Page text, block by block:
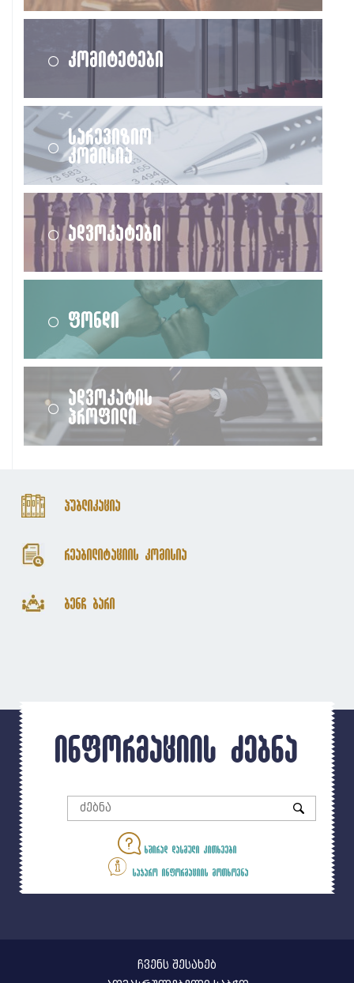
კომიტეტები
სარევიზიო
კომისია
ადვოკატები
ფონდი
ადვოკატის
პროფილი
პუბლიკაცია
რეაბილიტაციის კომისია
ბენჩ ბარი
ინფორმაციის ძებნა
ხშირად დასმული კითხვები
საჯარო ინფორმაციის მოთხოვნა
ჩვენს შესახებ